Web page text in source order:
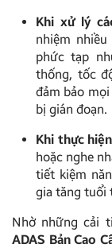
Khi xử lý
nhiệm
phức tạp
thống, tốc
đảm bảo
bị gián đoạn.
Khi thực
hoặc nghe
tiết kiệm
gia tăng tuổi
Nhờ những cải
ADAS Bản Cao